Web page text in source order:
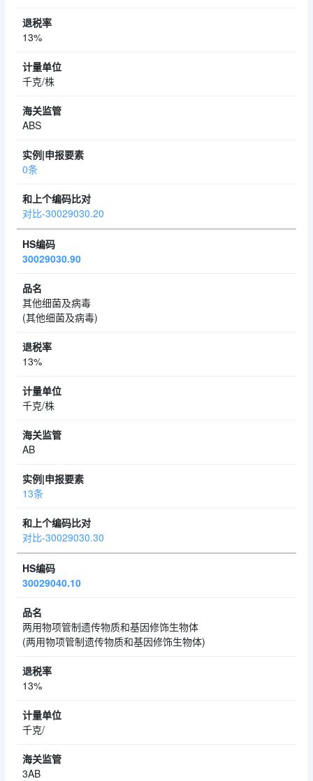
13%
千克/株
ABS
0条
对比-30029030.20
30029030.90
其他细菌及病毒
(其他细菌及病毒)
13%
千克/株
AB
13条
对比-30029030.30
30029040.10
两用物项管制遗传物质和基因修饰生物体
(两用物项管制遗传物质和基因修饰生物体)
13%
千克/
3AB